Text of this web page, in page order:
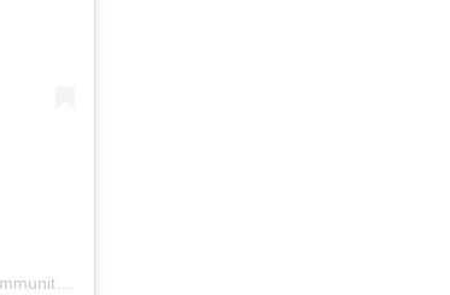
Η δημοσίευση κοινοποιήθηκε από το χρήστη The Community (@thecommunityparis)